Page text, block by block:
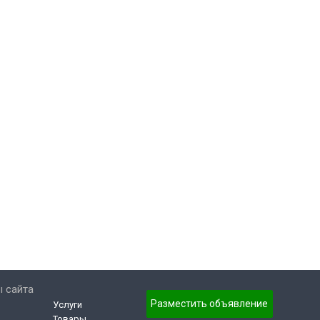
сайта
Услуги
Разместить объявление